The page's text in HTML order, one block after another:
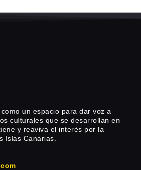
un espacio para dar voz a
culturales que se desarrollan en
y reaviva el interés por la
Islas Canarias.